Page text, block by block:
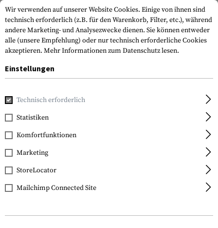
Home Waffenzubehör
Leapers
30mm QD CNC Mount
Rings Low
Wir verwenden auf unserer Website Cookies. Einige von ihnen sind
technisch erforderlich (z.B. für den Warenkorb, Filter, etc.), während
andere Marketing- und Analysezwecke dienen. Sie können entweder
alle (unsere Empfehlung) oder nur technisch erforderliche Cookies
akzeptieren. Mehr Informationen zum Datenschutz lesen.
Einstellungen
Technisch erforderlich
Statistiken
Komfortfunktionen
Marketing
StoreLocator
Mailchimp Connected Site